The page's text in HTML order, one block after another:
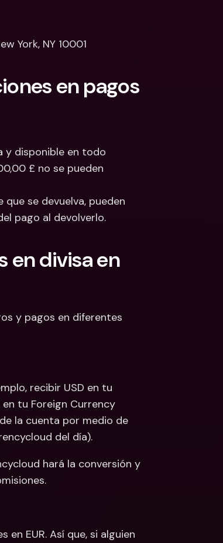
York, NY 10001
en pagos
y disponible en todo
£ no se pueden
se devuelva, pueden
pago al devolverlo.
en divisa en
y pagos en diferentes
recibir USD en tu
en tu Foreign Currency
la cuenta por medio de
del día).
hará la conversión y
en EUR. Así que, si alguien